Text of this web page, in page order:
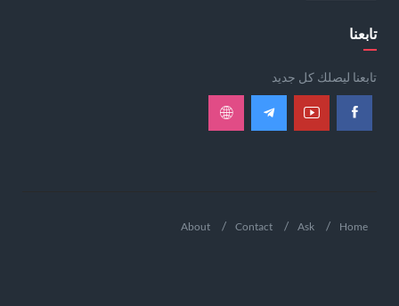
تابعنا
تابعنا ليصلك كل جديد
Home
Ask
Contact
About